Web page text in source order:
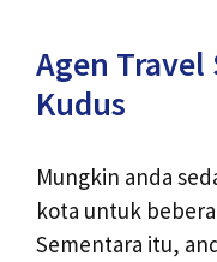
Agen Travel
Kudus
Mungkin anda
kota untuk
Sementara itu,